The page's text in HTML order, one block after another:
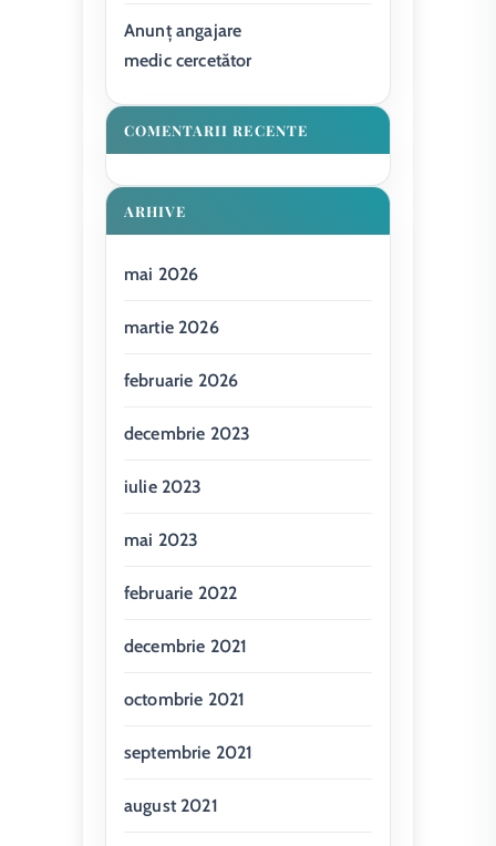
Anunț angajare
medic cercetător
COMENTARII RECENTE
ARHIVE
mai 2026
martie 2026
februarie 2026
decembrie 2023
iulie 2023
mai 2023
februarie 2022
decembrie 2021
octombrie 2021
septembrie 2021
august 2021